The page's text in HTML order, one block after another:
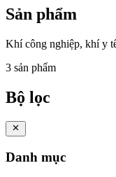
Sản phẩm
Khí công nghiệp, khí y
3 sản phẩm
Bộ lọc
Danh mục